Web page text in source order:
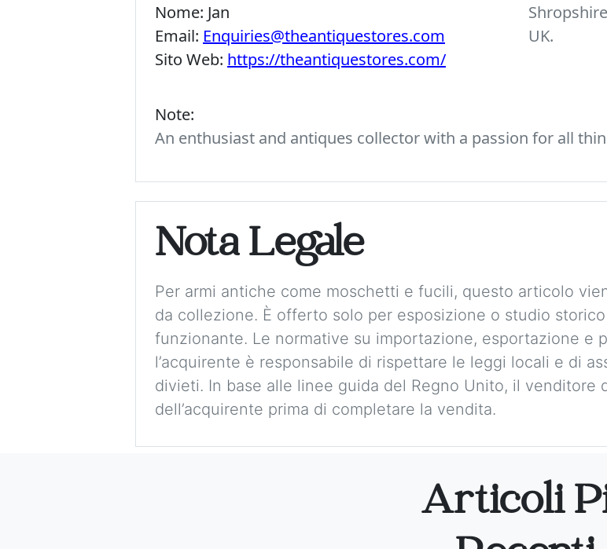
Nome: Jan
Email: Enquiries@theantiquestores.com
Sito Web: https://theantiquestores.com/
UK.
Note:
An enthusiast and antiques collector with a passion for all
Nota Legale
Per armi antiche come moschetti e fucili, questo articolo
da collezione. È offerto solo per esposizione o studio
funzionante. Le normative su importazione, esportazione e
l’acquirente è responsabile di rispettare le leggi locali e di
divieti. In base alle linee guida del Regno Unito, il venditore
dell’acquirente prima di completare la vendita.
Articoli